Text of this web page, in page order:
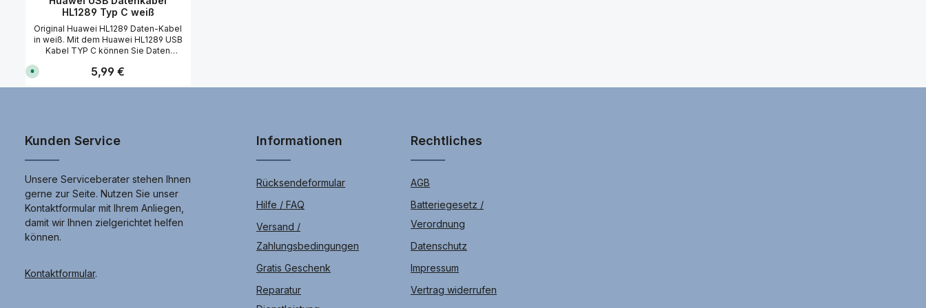
HL1289 Typ C weiß
Original Huawei HL1289 Daten-Kabel
in weiß. Mit dem Huawei HL1289 USB
Kabel TYP C können Sie Daten
USB-C Anschluss laden. Das Kabel
von ca. 1 Meter. Hochwertiges USB
Datentransfer Unterstützt Huawei
allen Geräten mit USB 3.1 Typ-C-
Anschluss Kabellänge: 1m Farbe:
Weiss
Regulärer Preis:
S
o
f
r
f
g
a
r
,
i
e
f
e
r
i
5,99 €
Kunden Service
Unsere Serviceberater stehen Ihnen
gerne zur Seite. Nutzen Sie unser
Kontaktformular mit Ihrem Anliegen,
damit wir Ihnen zielgerichtet helfen
können.
Kontaktformular.
Informationen
Rücksendeformular
Hilfe / FAQ
Versand /
Zahlungsbedingungen
Gratis Geschenk
Reparatur
Rechtliches
AGB
Batteriegesetz /
Verordnung
Datenschutz
Impressum
Vertrag widerrufen